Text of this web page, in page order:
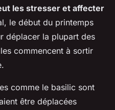
les stresser et affecter
le début du printemps
déplacer la plupart des
commencent à sortir
comme le basilic sont
être déplacées